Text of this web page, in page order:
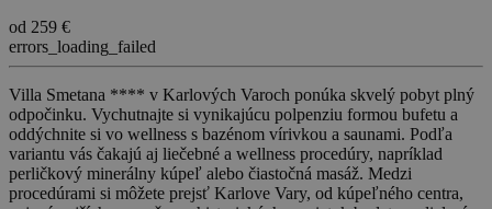
od 259 €
errors_loading_failed
Villa Smetana **** v Karlových Varoch ponúka skvelý pobyt plný
odpočinku. Vychutnajte si vynikajúcu polpenziu formou bufetu a
oddýchnite si vo wellness s bazénom vírivkou a saunami. Podľa
variantu vás čakajú aj liečebné a wellness procedúry, napríklad
perličkový minerálny kúpeľ alebo čiastočná masáž. Medzi
procedúrami si môžete prejsť Karlove Vary, od kúpeľného centra,